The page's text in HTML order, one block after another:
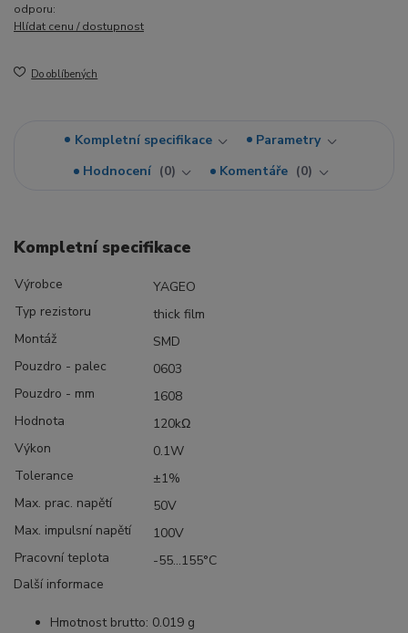
odporu:
Hlídat cenu / dostupnost
Do oblíbených
Kompletní specifikace
Parametry
Hodnocení
0 Komentáře 0
Kompletní specifikace
Výrobce
YAGEO
Typ rezistoru
thick film
Montáž
SMD
Pouzdro - palec
0603
Pouzdro - mm
1608
Hodnota
120kΩ
Výkon
0.1W
Tolerance
±1%
Max. prac. napětí
50V
Max. impulsní napětí
100V
Pracovní teplota
-55...155°C
Další informace
Hmotnost brutto: 0.019 g